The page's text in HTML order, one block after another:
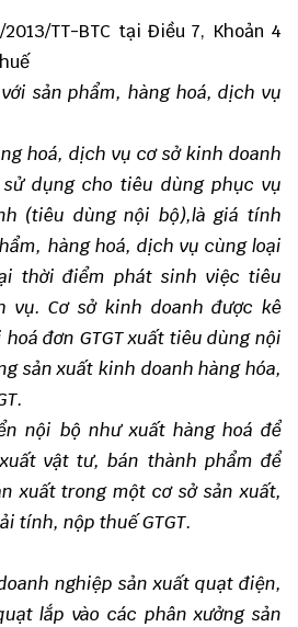
TT-BTC tại Điều 7, Khoản 4
sản phẩm, hàng hoá, dịch vụ
hoá, dịch vụ cơ sở kinh doanh
dụng cho tiêu dùng phục vụ
(tiêu dùng nội bộ),là giá tính
hàng hoá, dịch vụ cùng loại
thời điểm phát sinh việc tiêu
vụ. Cơ sở kinh doanh được kê
đơn GTGT xuất tiêu dùng nội
sản xuất kinh doanh hàng hóa,
nội bộ như xuất hàng hoá để
vật tư, bán thành phẩm để
xuất trong một cơ sở sản xuất,
tính, nộp thuế GTGT.
nghiệp sản xuất quạt điện,
lắp vào các phân xưởng sản